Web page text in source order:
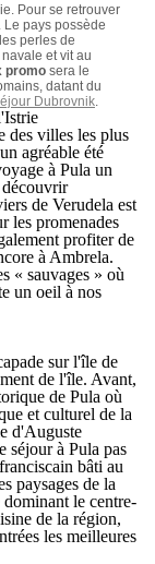
Pour se retrouver
. Le pays possède
perles de
et vit au
promo sera le
datant du
Dubrovnik
des villes les plus
agréable été
à Pula un
de Verudela est
les promenades
profiter de
à Ambrela.
« sauvages » où
un oeil à nos
sur l'île de
de l'île. Avant,
de Pula où
et culturel de la
d'Auguste
séjour à Pula pas
bâti au
paysages de la
le centre-
de la région,
les meilleures